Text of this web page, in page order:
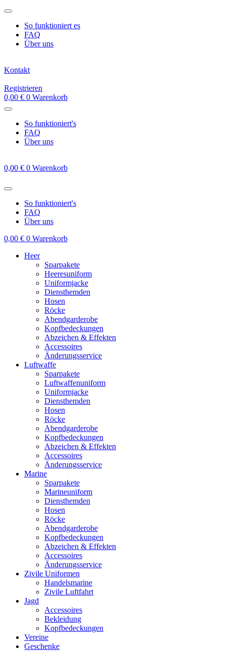
Zum
springenSo funktioniert es
FAQ
Über uns
Kontakt
Registrieren
0,00 € 0 Warenkorb
So funktioniert's
FAQ
Über uns
0,00 € 0 Warenkorb
So funktioniert's
FAQ
Über uns
0,00 € 0 Warenkorb
Heer
Sparpakete
Heeresuniform
Uniformjacke
Diensthemden
Hosen
Röcke
Abendgarderobe
Kopfbedeckungen
Abzeichen & Effekten
Accessoires
Änderungsservice
Luftwaffe
Sparpakete
Luftwaffenuniform
Uniformjacke
Diensthemden
Hosen
Röcke
Abendgarderobe
Kopfbedeckungen
Abzeichen & Effekten
Accessoires
Änderungsservice
Marine
Sparpakete
Marineuniform
Diensthemden
Hosen
Röcke
Abendgarderobe
Kopfbedeckungen
Abzeichen & Effekten
Accessoires
Änderungsservice
Zivile Uniformen
Handelsmarine
Zivile Luftfahrt
Jagd
Accessoires
Bekleidung
Kopfbedeckungen
Vereine
Geschenke